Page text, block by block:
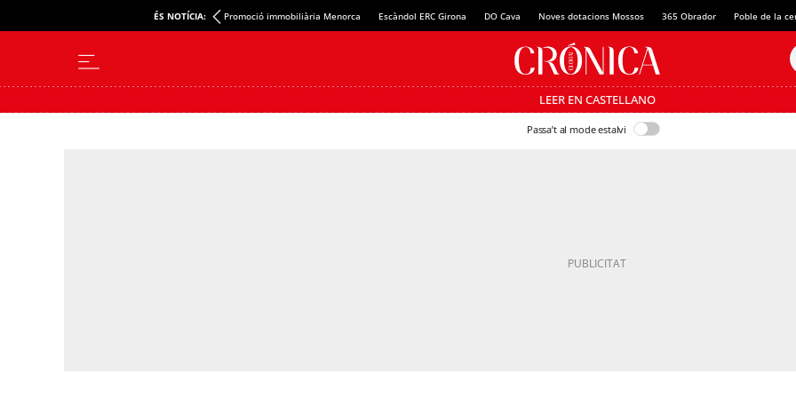
ÉS NOTÍCIA: Promoció immobiliària Menorca Escàndol ERC Girona DO Cava Noves dotacions Mossos 365 Obrador Poble de la
LEER EN CASTELLANO
Passa’t al mode estalvi